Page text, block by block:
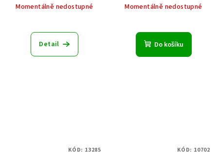
Momentálně nedostupné
Detail
Momentálně nedostupné
Do košíku
KÓD: 13285 KÓD: 10702